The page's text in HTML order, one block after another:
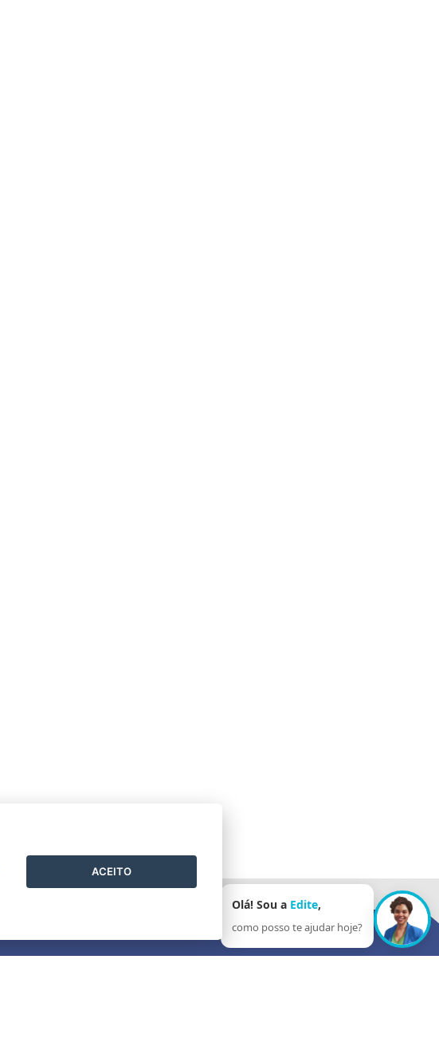
Olá! Sou a Edite,
como posso te ajudar hoje?
ACEITO